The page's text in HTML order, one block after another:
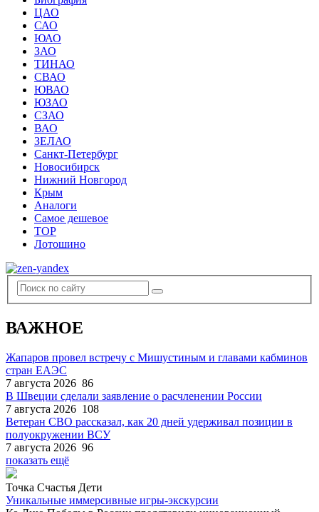
ЦАО
САО
ЮАО
ЗАО
ТИНАО
СВАО
ЮВАО
ЮЗАО
СЗАО
ВАО
ЗЕЛАО
Санкт-Петербург
Новосибирск
Нижний Новгород
Крым
Аналоги
Самое дешевое
TOP
Лотошино
ВАЖНОЕ
Жапаров провел встречу с Мишустиным и главами кабминов
стран ЕАЭС
7 августа 2026 86
В Швеции сделали заявление о расчленении России
7 августа 2026 108
Ветеран СВО рассказал, как 20 дней удерживал позиции в
полуокружении ВСУ
7 августа 2026 96
показать ещё
Точка Счастья Дети
Уникальные иммерсивные игры-экскурсии